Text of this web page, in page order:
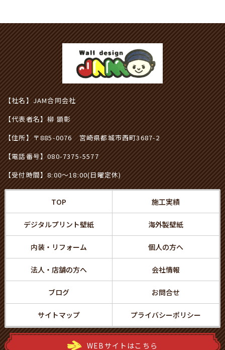
【社名】JAM合同会社
【代表者名】柳 顕彰
【住所】〒885-0076 宮崎県都城市西町3687-2
【電話番号】080-7375-5577
【受付時間】8:00～18:00(日曜定休)
TOP 施工実績
デジタルプリント壁紙 海外製壁紙
内装・リフォーム 個人の方へ
法人・店舗の方へ 会社情報
ブログ お問合せ
サイトマップ プライバシーポリシー
WEBサイトはこちら